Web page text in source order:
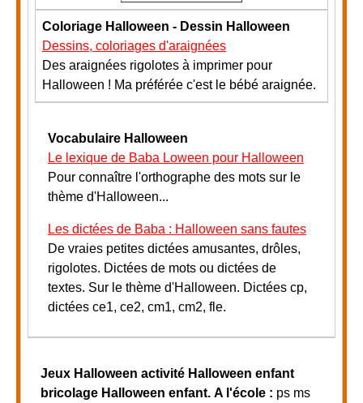
Coloriage Halloween - Dessin Halloween
Dessins, coloriages d'araignées
Des araignées rigolotes à imprimer pour
Halloween ! Ma préférée c'est le bébé araignée.
Vocabulaire Halloween
Le lexique de Baba Loween pour Halloween
Pour connaître l'orthographe des mots sur le
thème d'Halloween...
Les dictées de Baba : Halloween sans fautes
De vraies petites dictées amusantes, drôles,
rigolotes. Dictées de mots ou dictées de
textes. Sur le thème d'Halloween. Dictées cp,
dictées ce1, ce2, cm1, cm2, fle.
Jeux Halloween activité Halloween enfant
bricolage Halloween enfant. A l'école : ps ms